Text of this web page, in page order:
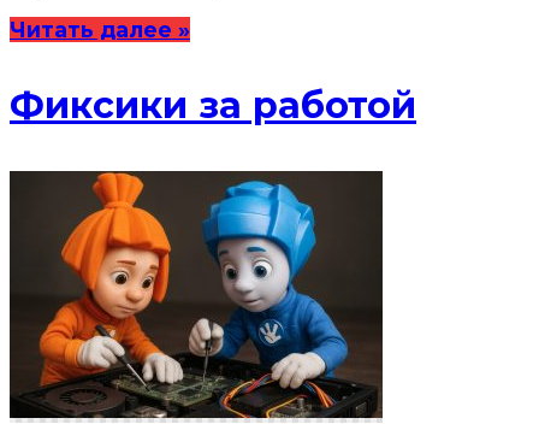
Читать далее »
Фиксики за работой